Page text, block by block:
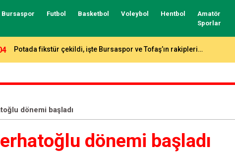
Bursaspor Futbol Basketbol Voleybol Hentbol
Amatör
Sporlar
Süper Lig ve 1.Lig, 2 yıl daha Trendyol!
dönemi başladı
dönemi başladı